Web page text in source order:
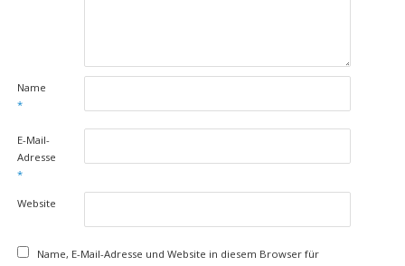
Name
*
E-Mail-
Adresse
*
Website
Name, E-Mail-Adresse und Website in diesem Browser für